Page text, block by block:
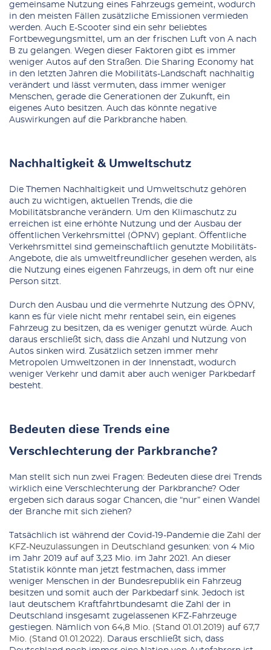
gemeinsame Nutzung eines Fahrzeugs gemeint, wodurch
in den meisten Fällen zusätzliche Emissionen vermieden
werden. Auch E-Scooter sind ein sehr beliebtes
Fortbewegungsmittel, um an der frischen Luft von A nach
B zu gelangen. Wegen dieser Faktoren gibt es immer
weniger Autos auf den Straßen. Die Sharing Economy hat
in den letzten Jahren die Mobilitäts-Landschaft nachhaltig
verändert und lässt vermuten, dass immer weniger
Menschen, gerade die Generationen der Zukunft, ein
eigenes Auto besitzen. Auch das könnte negative
Auswirkungen auf die Parkbranche haben.
Nachhaltigkeit & Umweltschutz
Die Themen Nachhaltigkeit und Umweltschutz gehören
auch zu wichtigen, aktuellen Trends, die die
Mobilitätsbranche verändern. Um den Klimaschutz zu
erreichen ist eine erhöhte Nutzung und der Ausbau der
öffentlichen Verkehrsmittel (ÖPNV) geplant. Öffentliche
Verkehrsmittel sind gemeinschaftlich genutzte Mobilitäts-
Angebote, die als umweltfreundlicher gesehen werden, als
die Nutzung eines eigenen Fahrzeugs, in dem oft nur eine
Person sitzt.
Durch den Ausbau und die vermehrte Nutzung des ÖPNV,
kann es für viele nicht mehr rentabel sein, ein eigenes
Fahrzeug zu besitzen, da es weniger genutzt würde. Auch
daraus erschließt sich, dass die Anzahl und Nutzung von
Autos sinken wird. Zusätzlich setzen immer mehr
Metropolen Umweltzonen in der Innenstadt, wodurch
weniger Verkehr und damit aber auch weniger Parkbedarf
besteht.
Bedeuten diese Trends eine
Verschlechterung der Parkbranche?
Man stellt sich nun zwei Fragen: Bedeuten diese drei Trends
wirklich eine Verschlechterung der Parkbranche? Oder
ergeben sich daraus sogar Chancen, die “nur” einen Wandel
der Branche mit sich ziehen?
Tatsächlich ist während der Covid-19-Pandemie die Zahl der
KFZ-Neuzulassungen in Deutschland gesunken: von 4 Mio
im Jahr 2019 auf auf 3,23 Mio. im Jahr 2021. An dieser
Statistik könnte man jetzt festmachen, dass immer
weniger Menschen in der Bundesrepublik ein Fahrzeug
besitzen und somit auch der Parkbedarf sink. Jedoch ist
laut deutschem Kraftfahrtbundesamt die Zahl der in
Deutschland insgesamt zugelassenen KFZ-Fahrzeuge
gestiegen. Nämlich von 64,8 Mio. (Stand 01.01.2019) auf 67,7
Mio. (Stand 01.01.2022). Daraus erschließt sich, dass